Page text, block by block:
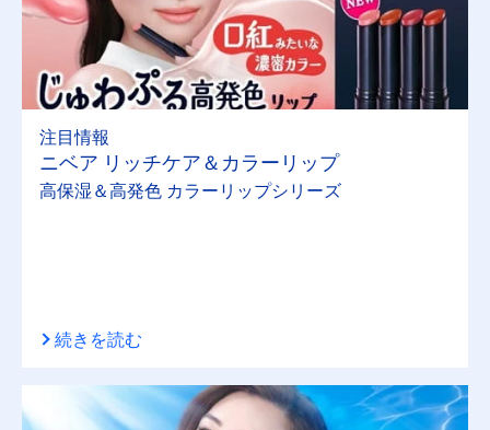
注目情報
ニベア リッチケア＆カラーリップ
高保湿＆高発色 カラーリップシリーズ
続きを読む